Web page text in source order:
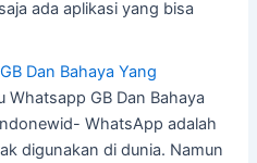
ada aplikasi yang bisa
Dan Bahaya Yang
Whatsapp GB Dan Bahaya
WhatsApp adalah
digunakan di dunia. Namun